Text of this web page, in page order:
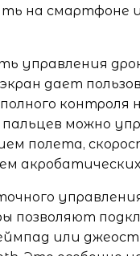
на смартфоне
управления
дает
контроля
можно
полета,
позволяют
или